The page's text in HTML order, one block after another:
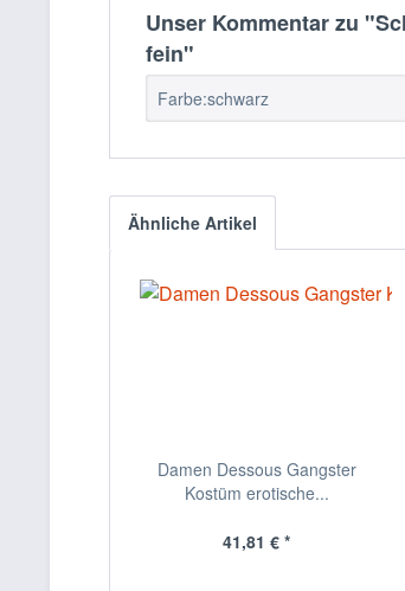
Unser Kommentar zu
fein"
Farbe:schwarz
Ähnliche Artikel
Damen Dessous Gangster
Kostüm erotische...
41,81 € *